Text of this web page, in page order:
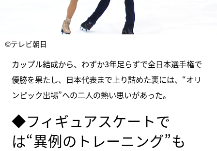
©テレビ朝日
カップル結成から、わずか3年足らずで全日本選手権で
優勝を果たし、日本代表まで上り詰めた裏には、“オリ
ンピック出場”への二人の熱い思いがあった。
◆フィギュアスケートで
は“異例のトレーニング”も